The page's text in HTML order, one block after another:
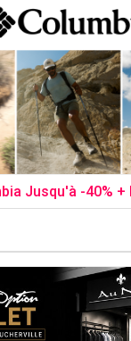
Jusqu'à -40% +